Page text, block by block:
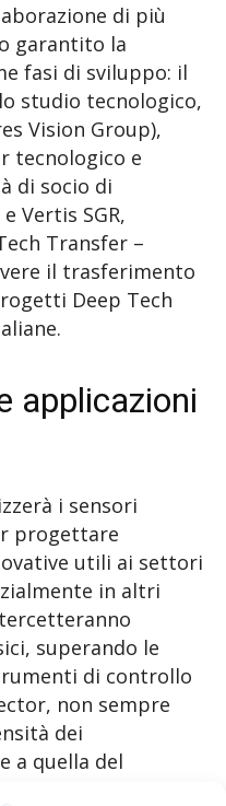
di più
garantito la
fasi di sviluppo: il
studio tecnologico,
Vision Group),
tecnologico e
di socio di
Vertis SGR,
Transfer –
il trasferimento
Deep Tech
applicazioni
i sensori
progettare
utili ai settori
in altri
superando le
di controllo
non sempre
dei
a quella del